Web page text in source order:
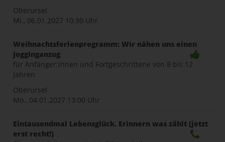
Oberursel
Mi., 06.01.2027 10:30 Uhr
Weihnachtsferienprogramm: Wir nähen uns einen
Jogginganzug
für Anfänger:innen und Fortgeschrittene von 8 bis 12
Jahren
Oberursel
Mo., 04.01.2027 13:00 Uhr
Eintausendmal Lebensglück. Erinnern was zählt (jetzt
erst recht!)